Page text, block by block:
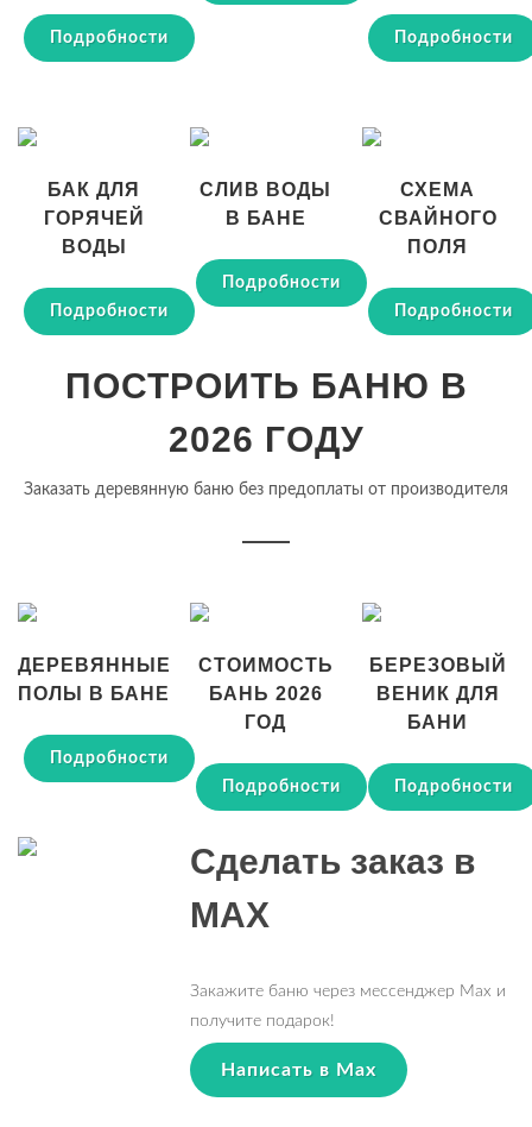
Подробности Подробности
БАК ДЛЯ
ГОРЯЧЕЙ
ВОДЫ
Подробности
СЛИВ ВОДЫ
В БАНЕ
Подробности
СХЕМА
СВАЙНОГО
ПОЛЯ
Подробности
ПОСТРОИТЬ БАНЮ В
2026 ГОДУ
Заказать деревянную баню без предоплаты от производителя
ДЕРЕВЯННЫЕ
ПОЛЫ В БАНЕ
Подробности
СТОИМОСТЬ
БАНЬ 2026
ГОД
Подробности
БЕРЕЗОВЫЙ
ВЕНИК ДЛЯ
БАНИ
Подробности
Сделать заказ в
MAX
Закажите баню через мессенджер Max и
получите подарок!
Написать в Max